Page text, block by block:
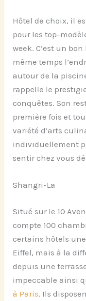
Hôtel de choix, il
pour les top-
week. C’est un
même temps
autour de la
rappelle le
conquêtes. Son
première fois et
variété d’arts
individuellement
sentir chez vous
Shangri-La
Situé sur le 10
compte 100
certains hôtels
Eiffel, mais à la
depuis une
impeccable ainsi
à Paris. Ils